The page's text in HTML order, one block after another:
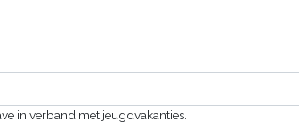
in verband met jeugdvakanties.